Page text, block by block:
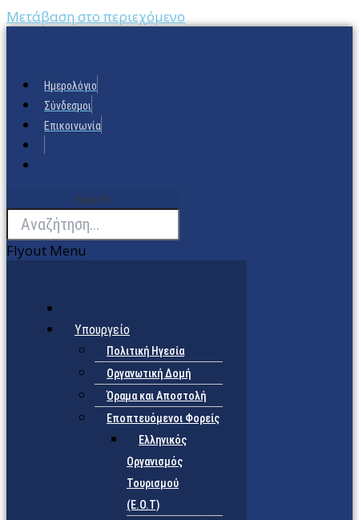
Μετάβαση στο περιεχόμενο
Ημερολόγιο
Σύνδεσμοι
Επικοινωνία
Search
Flyout Menu
Υπουργείο
Πολιτική Ηγεσία
Οργανωτική Δομή
Όραμα και Αποστολή
Εποπτευόμενοι Φορείς
Eλληνικός
Οργανισμός
Τουρισμού
(Ε.Ο.Τ)